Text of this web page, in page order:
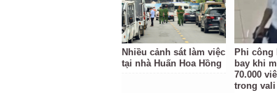
Nhiều cảnh sát làm việc
tại nhà Huấn Hoa Hồng
Phi công
bay khi
70.000
trong vali